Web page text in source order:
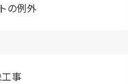
の例外
事